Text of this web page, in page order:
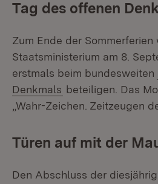
Tag des offenen
Zum Ende der Sommerferien
Staatsministerium am 8.
erstmals beim bundesweiten
Denkmals (Öffnet in neuem
beteiligen. Das
„Wahr-Zeichen. Zeitzeugen
Türen auf mit der
Den Abschluss der